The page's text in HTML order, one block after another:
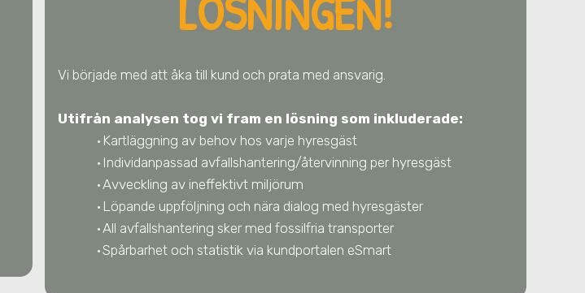
Vi började med att åka till kund och prata med ansvarig.
Utifrån analysen tog vi fram en lösning som inkluderade:
Kartläggning av behov hos varje hyresgäst
Individanpassad avfallshantering/återvinning per hyresgäst
Avveckling av ineffektivt miljörum
Löpande uppföljning och nära dialog med hyresgäster
All avfallshantering sker med fossilfria transporter
Spårbarhet och statistik via kundportalen eSmart